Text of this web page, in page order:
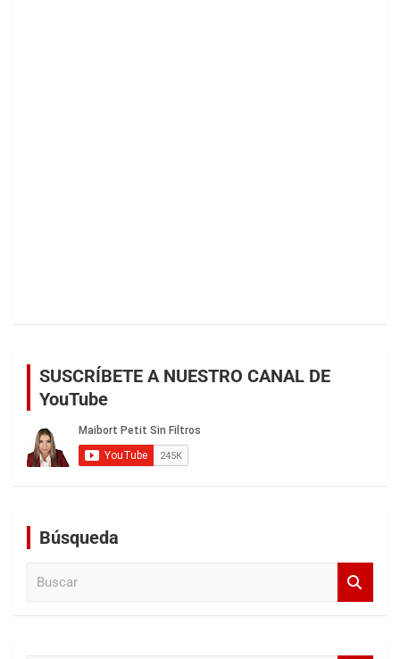
SUSCRÍBETE A NUESTRO CANAL DE
YouTube
Búsqueda